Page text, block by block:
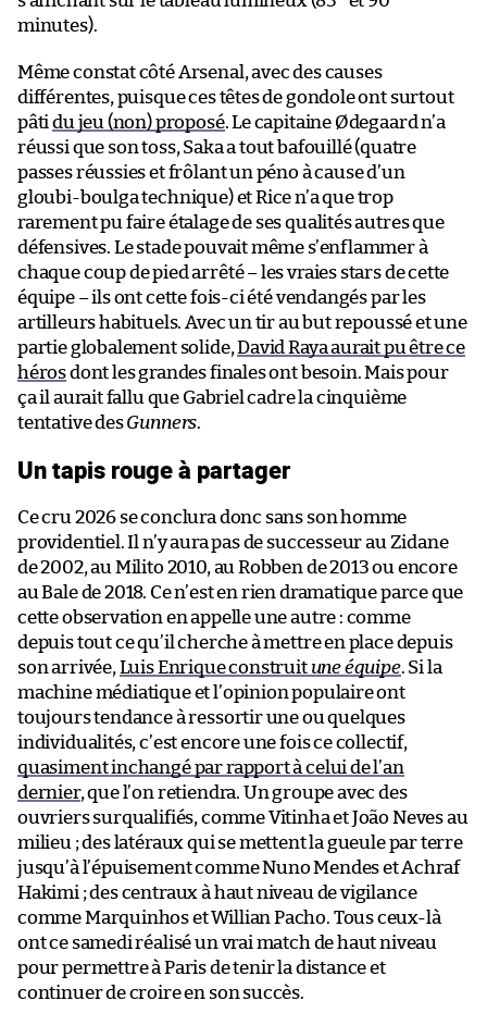
minutes).
Même constat côté Arsenal, avec des causes
différentes, puisque ces têtes de gondole ont surtout
pâtidu jeu (non) proposé. Le capitaine Ødegaard n’a
réussi que son toss, Saka a tout bafouillé (quatre
passes réussies et frôlant un péno à cause d’un
gloubi-boulga technique) et Rice n’a que trop
rarement pu faire étalage de ses qualités autres que
défensives. Le stade pouvait même s’enflammer à
chaque coup de pied arrêté – les vraies stars de cette
équipe – ils ont cette fois-ci été vendangés par les
artilleurs habituels. Avec un tir au but repoussé et une
partie globalement solide,David Raya aurait pu être ce
hérosdont les grandes finales ont besoin. Mais pour
ça il aurait fallu que Gabriel cadre la cinquième
tentative desGunners.
Un tapis rouge à partager
Ce cru 2026 se conclura donc sans son homme
providentiel. Il n’y aura pas de successeur au Zidane
de 2002, au Milito 2010, au Robben de 2013 ou encore
au Bale de 2018. Ce n’est en rien dramatique parce que
cette observation en appelle une autre : comme
depuis tout ce qu’il cherche à mettre en place depuis
son arrivée, Luis Enrique construitune équipe. Si la
machine médiatique et l’opinion populaire ont
toujours tendance à ressortir une ou quelques
individualités, c’est encore une fois ce collectif,
quasiment inchangé par rapport à celui de l’an
dernier, que l’on retiendra. Un groupe avec des
ouvriers surqualifiés, comme Vitinha et João Neves au
milieu ; des latéraux qui se mettent la gueule par terre
jusqu’à l’épuisement comme Nuno Mendes et Achraf
Hakimi ; des centraux à haut niveau de vigilance
comme Marquinhos et Willian Pacho. Tous ceux-là
ont ce samedi réalisé un vrai match de haut niveau
pour permettre à Paris de tenir la distance et
continuer de croire en son succès.